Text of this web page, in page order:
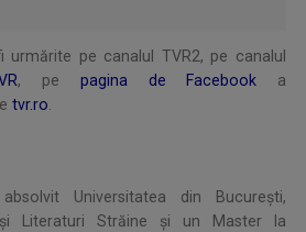
pe canalul TVR2, pe canalul
, pe pagina de Facebook a
tvr.ro.
Universitatea din București,
Literaturi Străine şi un Master la